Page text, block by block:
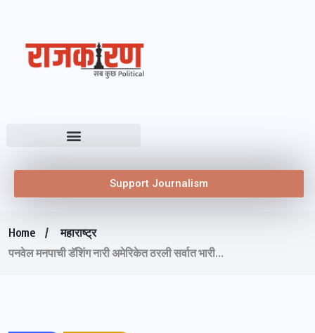
Support Journalism
Home
महाराष्ट्र
पनवेल मनपाची डॅशिंग नारी अमेरिकेत ठरली सर्वात भारी…